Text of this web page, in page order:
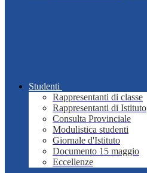
Studenti
Rappresentanti di classe
Rappresentanti di Istituto
Consulta Provinciale
Modulistica studenti
Giornale d'Istituto
Documento 15 maggio
Eccellenze